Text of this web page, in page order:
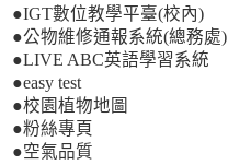
●IGT數位教學平臺(校內)
●公物維修通報系統(總務處)
●LIVE ABC英語學習系統
●easy test
●校園植物地圖
●粉絲專頁
●空氣品質